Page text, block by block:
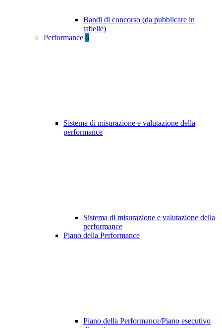
Bandi di concorso (da pubblicare in
tabelle)
Performance 6
Sistema di misurazione e valutazione della
performance
Sistema di misurazione e valutazione della
performance
Piano della Performance
Piano della Performance/Piano esecutivo